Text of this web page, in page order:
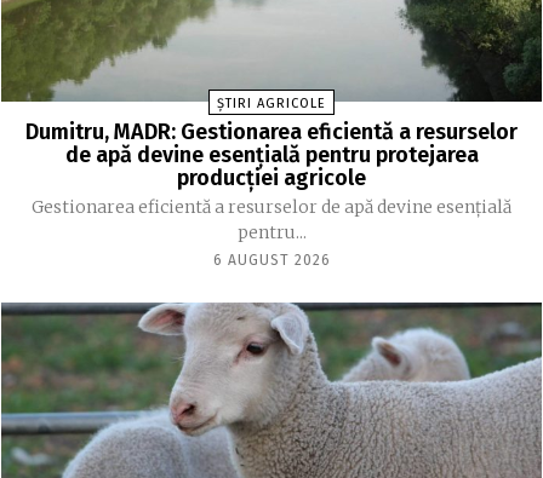
ȘTIRI AGRICOLE
Dumitru, MADR: Gestionarea eficientă a resurselor
de apă devine esenţială pentru protejarea
producţiei agricole
Gestionarea eficientă a resurselor de apă devine esenţială
pentru...
6 AUGUST 2026